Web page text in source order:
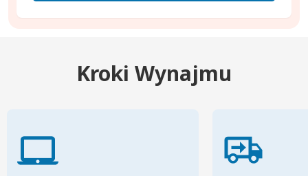
Kroki Wynajmu